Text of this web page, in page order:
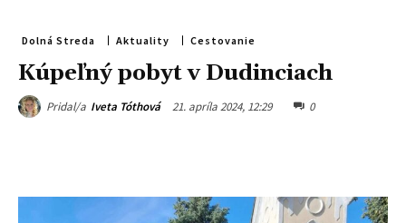
Dolná Streda Aktuality Cestovanie
Kúpeľný pobyt v Dudinciach
Pridal/a Iveta Tóthová 21. apríla 2024, 12:29 0